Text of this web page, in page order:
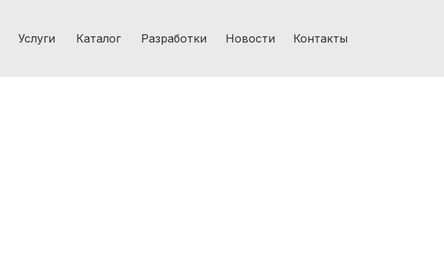
Услуги Каталог Разработки Новости Контакты